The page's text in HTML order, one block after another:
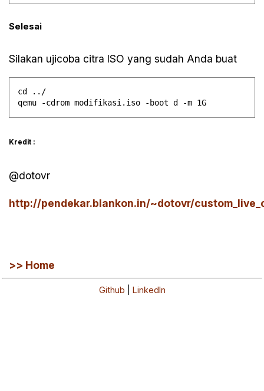
Selesai
Silakan ujicoba citra ISO yang sudah Anda buat
cd ../
Kredit :
@dotovr
http://pendekar.blankon.in/~dotovr/
>> Home
Github LinkedIn